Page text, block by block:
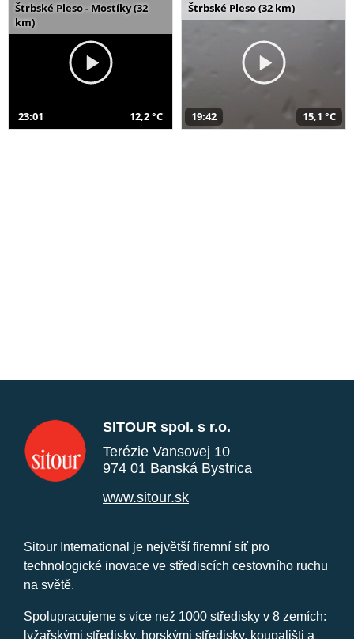
Štrbské Pleso - Mostíky (32
km)
23:01 12,2 °C
Štrbské Pleso (32 km)
19:42 15,1 °C
SITOUR spol. s r.o.
Terézie Vansovej 10
974 01 Banská Bystrica
www.sitour.sk
Sitour International je největší firemní síť pro
technologické inovace ve střediscích cestovního ruchu
na světě.
Spolupracujeme s více než 1000 středisky v 8 zemích:
lyžařskými středisky, horskými středisky, koupališti a